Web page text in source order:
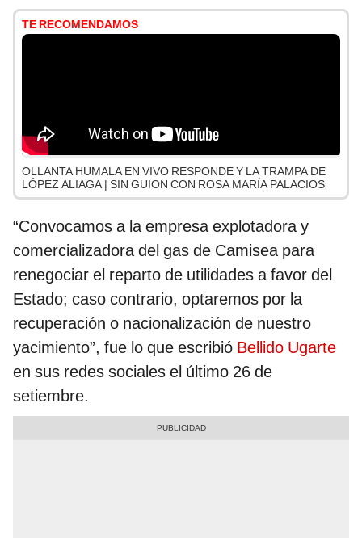
TE RECOMENDAMOS
OLLANTA HUMALA EN VIVO RESPONDE Y LA TRAMPA DE
LÓPEZ ALIAGA | SIN GUION CON ROSA MARÍA PALACIOS
“Convocamos a la empresa explotadora y
comercializadora del gas de Camisea para
renegociar el reparto de utilidades a favor del
Estado; caso contrario, optaremos por la
recuperación o nacionalización de nuestro
yacimiento”, fue lo que escribió Bellido Ugarte
en sus redes sociales el último 26 de
setiembre.